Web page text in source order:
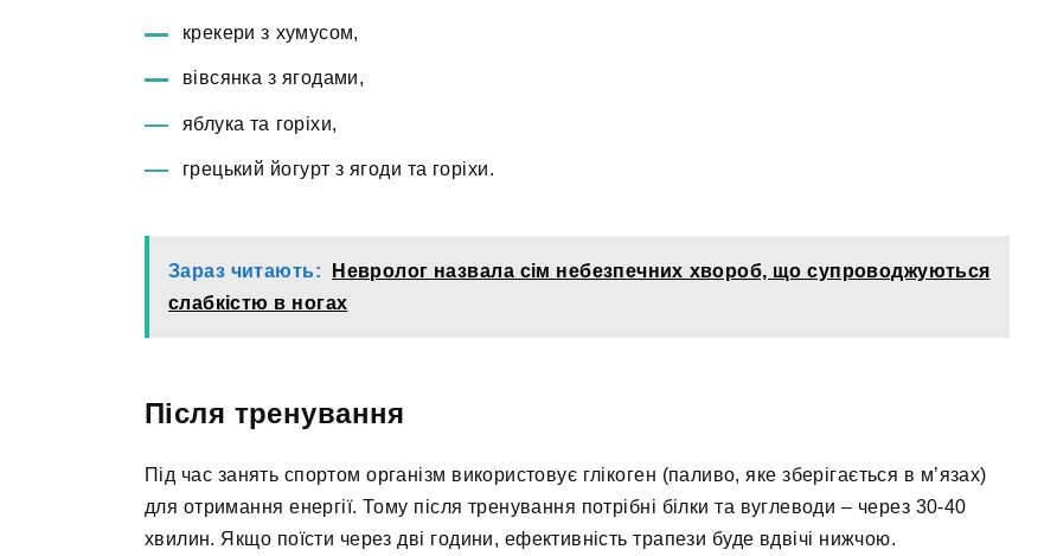
крекери з хумусом,
вівсянка з ягодами,
яблука та горіхи,
грецький йогурт з ягоди та горіхи.
Зараз читають:
Невролог назвала сім небезпечних хвороб, що супроводжуються
слабкістю в ногах
Після тренування
Під час занять спортом організм використовує глікоген (паливо, яке зберігається в м’язах)
для отримання енергії. Тому після тренування потрібні білки та вуглеводи – через 30-40
хвилин. Якщо поїсти через дві години, ефективність трапези буде вдвічі нижчою.